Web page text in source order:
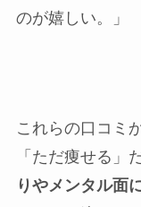
のが嬉しい。」
これらの口コミ
「ただ痩せる」
りやメンタル面